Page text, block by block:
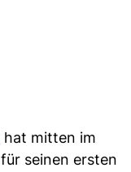
hat mitten im
seinen ersten